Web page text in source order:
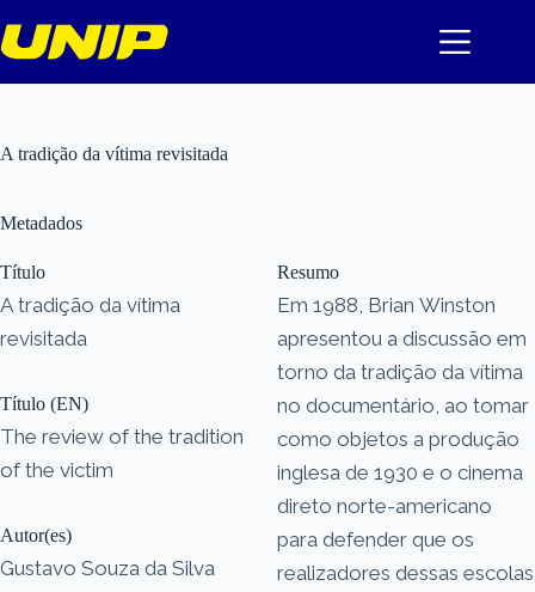
para
o
A tradição da vítima revisitada
Metadados
Título
A tradição da vítima
revisitada
Título (EN)
The review of the tradition
of the victim
Autor(es)
Gustavo Souza da Silva
Resumo
Em 1988, Brian Winston
apresentou a discussão em
torno da tradição da vítima
no documentário, ao tomar
como objetos a produção
inglesa de 1930 e o cinema
direto norte-americano
para defender que os
realizadores dessas escolas